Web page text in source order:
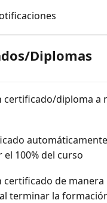
Diplomas
certificado/diploma a
100% del curso
certificado de manera
terminar la